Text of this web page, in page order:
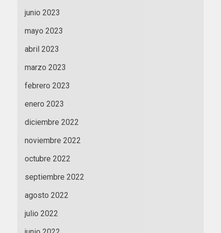
junio 2023
mayo 2023
abril 2023
marzo 2023
febrero 2023
enero 2023
diciembre 2022
noviembre 2022
octubre 2022
septiembre 2022
agosto 2022
julio 2022